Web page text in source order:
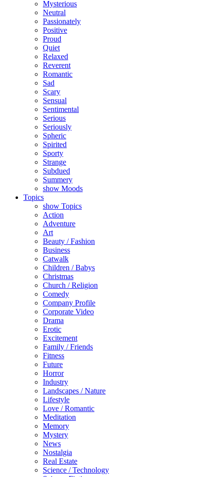
Mysterious
Neutral
Passionately
Positive
Proud
Quiet
Relaxed
Reverent
Romantic
Sad
Scary
Sensual
Sentimental
Serious
Seriously
Spheric
Spirited
Sporty
Strange
Subdued
Summery
show Moods
Topics
show Topics
Action
Adventure
Art
Beauty / Fashion
Business
Catwalk
Children / Babys
Christmas
Church / Religion
Comedy
Company Profile
Corporate Video
Drama
Erotic
Excitement
Family / Friends
Fitness
Future
Horror
Industry
Landscapes / Nature
Lifestyle
Love / Romantic
Meditation
Memory
Mystery
News
Nostalgia
Real Estate
Science / Technology